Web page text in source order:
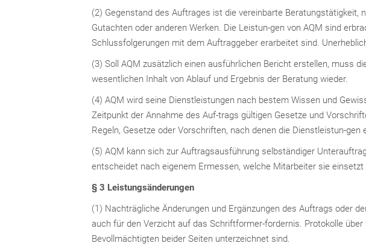
(2) Gegenstand des Auftrages ist die vereinbarte
Gutachten oder anderen Werken. Die Leistun-gen von AQM sind
Schlussfolgerungen mit dem Auftraggeber erarbeitet sind.
(3) Soll AQM zusätzlich einen ausführlichen Bericht erstellen, muss
wesentlichen Inhalt von Ablauf und Ergebnis der Beratung wieder.
(4) AQM wird seine Dienstleistungen nach bestem Wissen und
Zeitpunkt der Annahme des Auf-trags gültigen Gesetze und
Regeln, Gesetze oder Vorschriften, nach denen die Dienstleistun-gen
(5) AQM kann sich zur Auftragsausführung selbständiger
entscheidet nach eigenem Ermessen, welche Mitarbeiter sie einsetzt
§ 3 Leistungsänderungen
(1) Nachträgliche Änderungen und Ergänzungen des Auftrags oder
auch für den Verzicht auf das Schriftformer-fordernis. Protokolle
Bevollmächtigten beider Seiten unterzeichnet sind.